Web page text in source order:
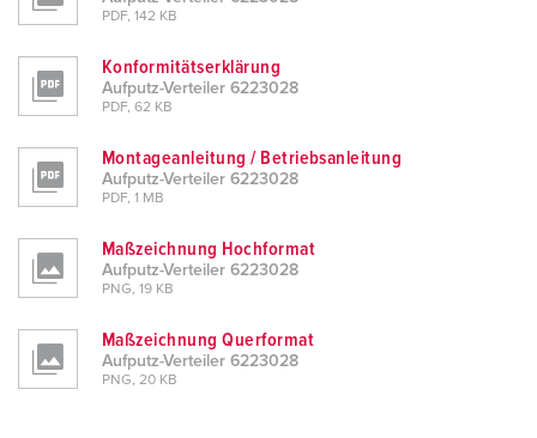
PDF, 142 KB
Konformitätserklärung
Aufputz-Verteiler 6223028
PDF, 62 KB
Montageanleitung / Betriebsanleitung
Aufputz-Verteiler 6223028
PDF, 1 MB
Maßzeichnung Hochformat
Aufputz-Verteiler 6223028
PNG, 19 KB
Maßzeichnung Querformat
Aufputz-Verteiler 6223028
PNG, 20 KB